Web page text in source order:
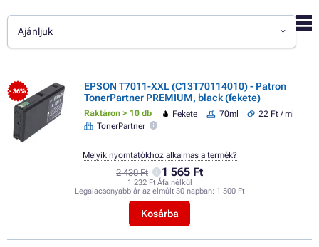
Ajánljuk
- 36%
EPSON T7011-XXL (C13T70114010) - Patron
TonerPartner PREMIUM, black (fekete)
Raktáron > 10 db Fekete 70ml
22 Ft / ml
TonerPartner
2 430 Ft 1 565 Ft
1 232 Ft Áfa nélkül
Legalacsonyabb ár az elmúlt 30 napban: 1 500 Ft
Kosárba
Melyik nyomtatókhoz alkalmas a termék?